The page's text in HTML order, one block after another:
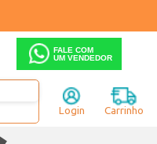
FALE COM
UM VENDEDOR
Login Carrinho